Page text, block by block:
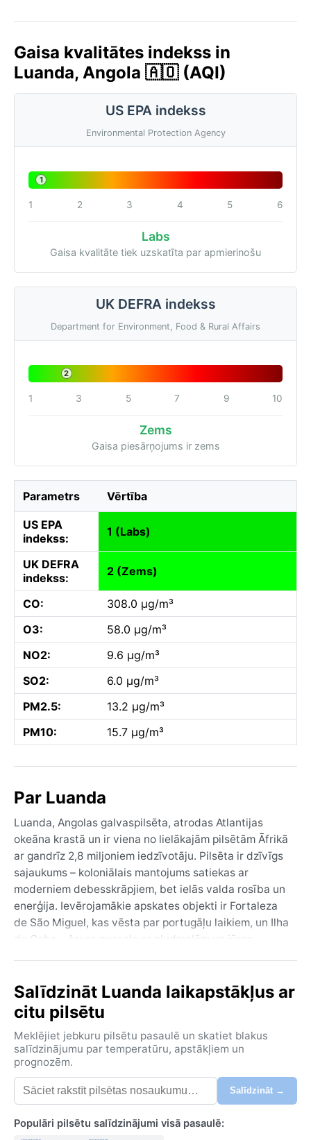
Gaisa kvalitātes indekss in
Luanda, Angola 🇦🇴 (AQI)
US EPA indekss
Environmental Protection Agency
1
1 2 3 4 5 6
Labs
Gaisa kvalitāte tiek uzskatīta par apmierinošu
UK DEFRA indekss
Department for Environment, Food & Rural Affairs
2
1 3 5 7 9 10
Zems
Gaisa piesārņojums ir zems
Parametrs Vērtība
US EPA
indekss:
1 (Labs)
UK DEFRA
indekss:
2 (Zems)
CO:
308.0 µg/m³
O3:
58.0 µg/m³
NO2:
9.6 µg/m³
SO2:
6.0 µg/m³
PM2.5:
13.2 µg/m³
PM10:
15.7 µg/m³
Par Luanda
Luanda, Angolas galvaspilsēta, atrodas Atlantijas
okeāna krastā un ir viena no lielākajām pilsētām Āfrikā
ar gandrīz 2,8 miljoniem iedzīvotāju. Pilsēta ir dzīvīgs
sajaukums – koloniālais mantojums satiekas ar
moderniem debesskrāpjiem, bet ielās valda rosība un
enerģija. Ievērojamākie apskates objekti ir Fortaleza
de São Miguel, kas vēsta par portugāļu laikiem, un Ilha
do Cabo – šaura pussala ar pludmalēm un jūras
savannas plašumi. Okeāna tuvums piešķir pilsētai
atvērtību, taču straujā izplešanās rada kontrastus
starp grezniem kvartāliem un blīvi apdzīvotām
neformālām apkaimēm.
Saskaņā ar Köppen klasifikāciju, Luandai ir karsts
pustuksneša klimats (BSh). Vasaras (decembris–
marts) ir karstas un mitras, temperatūrai sasniedzot
summa ir tikai ap 400 mm, lielākā daļa no februāra
Salīdzināt Luanda laikapstākļus ar
citu pilsētu
Meklējiet jebkuru pilsētu pasaulē un skatiet blakus
salīdzinājumu par temperatūru, apstākļiem un
prognozēm.
Salīdzināt →
Populāri pilsētu salīdzinājumi visā pasaulē: